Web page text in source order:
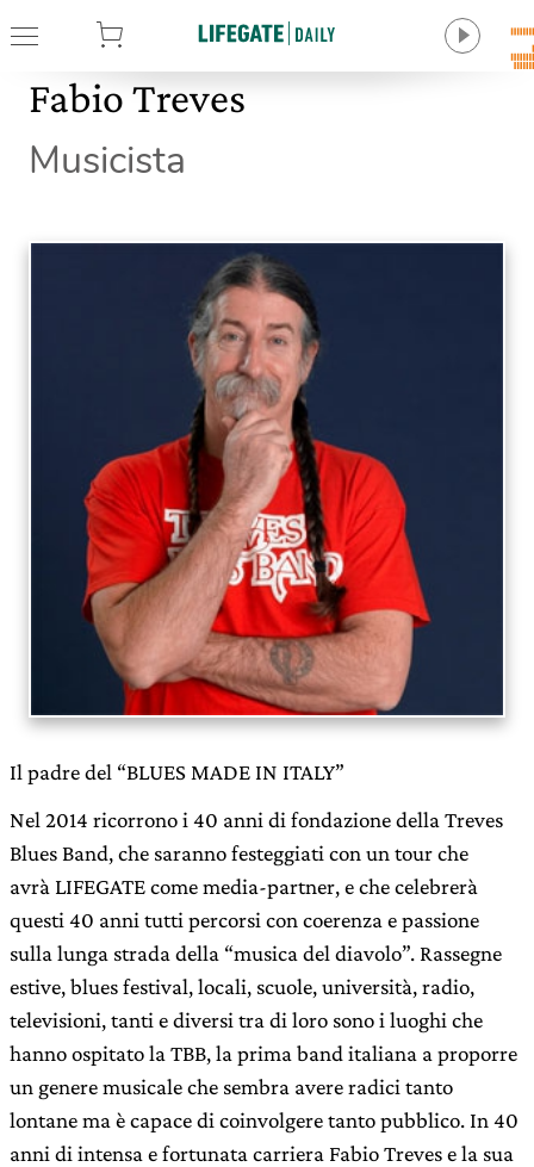
Fabio Treves
Musicista
Il padre del “BLUES MADE IN ITALY”
Nel 2014 ricorrono i 40 anni di fondazione della Treves
Blues Band, che saranno festeggiati con un tour che
avrà LIFEGATE come media-partner, e che celebrerà
questi 40 anni tutti percorsi con coerenza e passione
sulla lunga strada della “musica del diavolo”. Rassegne
estive, blues festival, locali, scuole, università, radio,
televisioni, tanti e diversi tra di loro sono i luoghi che
hanno ospitato la TBB, la prima band italiana a proporre
un genere musicale che sembra avere radici tanto
lontane ma è capace di coinvolgere tanto pubblico. In 40
anni di intensa e fortunata carriera Fabio Treves e la sua